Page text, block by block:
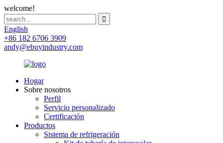
welcome!
English
+86 182 6706 3909
andy@ebuyindustry.com
Hogar
Sobre nosotros
Perfil
Servicio personalizado
Certificación
Productos
Sistema de refrigeración